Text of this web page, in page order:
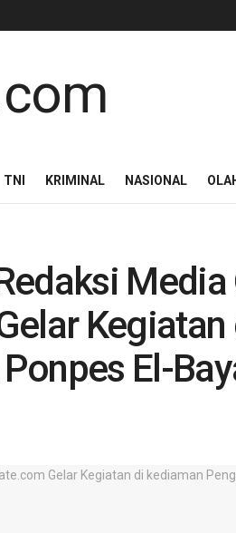
TNI KRIMINAL NASIONAL
Media
Kegiatan
El-